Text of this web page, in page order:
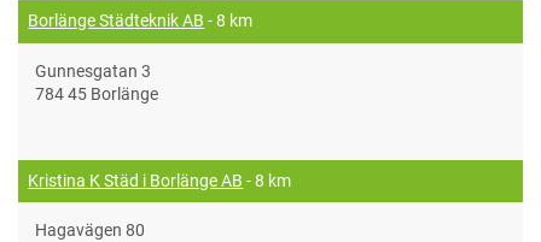
Borlänge Städteknik AB - 8 km
Gunnesgatan 3
784 45 Borlänge
Kristina K Städ i Borlänge AB - 8 km
Hagavägen 80